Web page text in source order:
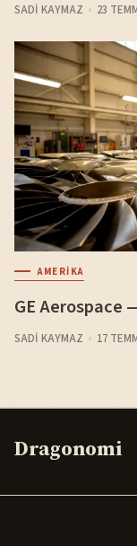
SADI KAYMAZ 23
AMERIKA
GE Aerospace
SADI KAYMAZ 17
Dragonomi